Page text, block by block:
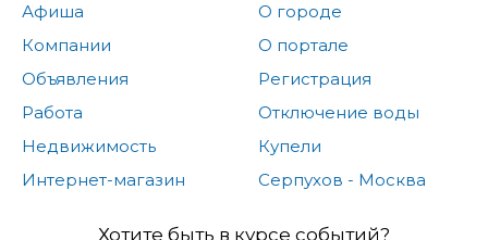
Афиша
Компании
Объявления
Работа
Недвижимость
Интернет-магазин
О городе
О портале
Регистрация
Отключение воды
Купели
Серпухов - Москва
Хотите быть в курсе событий?